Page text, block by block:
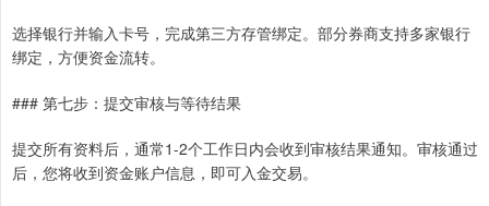
选择银行并输入卡号，完成第三方存管绑定。部分券商支持多家银行
绑定，方便资金流转。
### 第七步：提交审核与等待结果
提交所有资料后，通常1-2个工作日内会收到审核结果通知。审核通过
后，您将收到资金账户信息，即可入金交易。